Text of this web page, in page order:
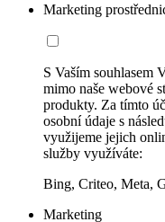
Marketing
S Vaším souhlasem
mimo naše webové
produkty. Za tímto
osobní údaje s
využijeme jejich
služby využíváte:
Bing, Criteo, Meta,
Marketing